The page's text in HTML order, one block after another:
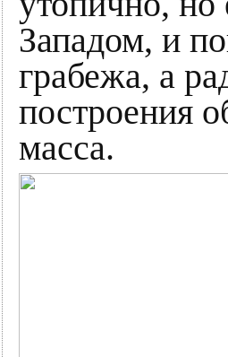
Западом, и
грабежа, а
построения
масса.